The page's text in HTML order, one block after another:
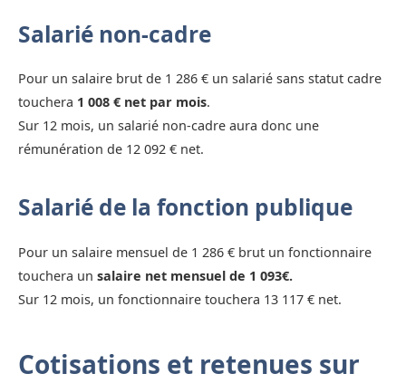
Salarié non-cadre
Pour un salaire brut de 1 286 € un salarié sans statut cadre
touchera 1 008 € net par mois.
Sur 12 mois, un salarié non-cadre aura donc une
rémunération de 12 092 € net.
Salarié de la fonction publique
Pour un salaire mensuel de 1 286 € brut un fonctionnaire
touchera un salaire net mensuel de 1 093€.
Sur 12 mois, un fonctionnaire touchera 13 117 € net.
Cotisations et retenues sur